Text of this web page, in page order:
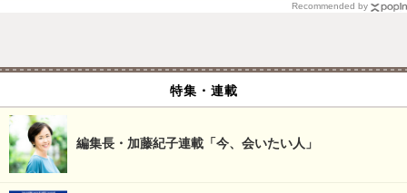
Recommended by
特集・連載
編集長・加藤紀子連載「今、会いたい人」